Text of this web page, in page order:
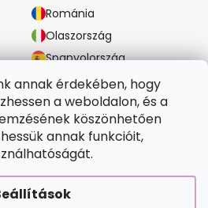
annak érdekében, hogy
a weboldalon, és a
köszönhetően
annak funkcióit,
Románia
Olaszország
Spanyolország
Ausztria